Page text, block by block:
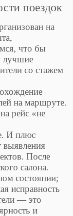
поездок
на
что бы
лучшие
со стажем
на маршруте.
рейс «не
И плюс
выявления
После
салона.
состоянии;
исправность
— это
и